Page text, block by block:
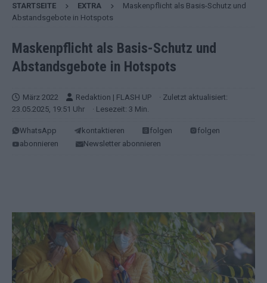
STARTSEITE EXTRA
Maskenpflicht als Basis-Schutz und
Abstandsgebote in Hotspots
Maskenpflicht als Basis-Schutz und
Abstandsgebote in Hotspots
März 2022 Redaktion | FLASH UP
· Zuletzt aktualisiert:
23.05.2025, 19:51 Uhr
· Lesezeit: 3 Min.
WhatsApp kontaktieren folgen
folgen
abonnieren
Newsletter abonnieren